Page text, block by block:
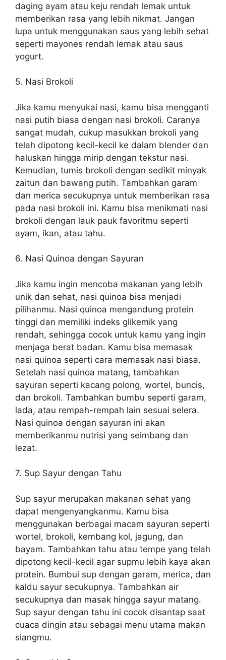
daging ayam atau keju rendah lemak untuk
memberikan rasa yang lebih nikmat. Jangan
lupa untuk menggunakan saus yang lebih sehat
seperti mayones rendah lemak atau saus
yogurt.
5. Nasi Brokoli
Jika kamu menyukai nasi, kamu bisa mengganti
nasi putih biasa dengan nasi brokoli. Caranya
sangat mudah, cukup masukkan brokoli yang
telah dipotong kecil-kecil ke dalam blender dan
haluskan hingga mirip dengan tekstur nasi.
Kemudian, tumis brokoli dengan sedikit minyak
zaitun dan bawang putih. Tambahkan garam
dan merica secukupnya untuk memberikan rasa
pada nasi brokoli ini. Kamu bisa menikmati nasi
brokoli dengan lauk pauk favoritmu seperti
ayam, ikan, atau tahu.
6. Nasi Quinoa dengan Sayuran
Jika kamu ingin mencoba makanan yang lebih
unik dan sehat, nasi quinoa bisa menjadi
pilihanmu. Nasi quinoa mengandung protein
tinggi dan memiliki indeks glikemik yang
rendah, sehingga cocok untuk kamu yang ingin
menjaga berat badan. Kamu bisa memasak
nasi quinoa seperti cara memasak nasi biasa.
Setelah nasi quinoa matang, tambahkan
sayuran seperti kacang polong, wortel, buncis,
dan brokoli. Tambahkan bumbu seperti garam,
lada, atau rempah-rempah lain sesuai selera.
Nasi quinoa dengan sayuran ini akan
memberikanmu nutrisi yang seimbang dan
lezat.
7. Sup Sayur dengan Tahu
Sup sayur merupakan makanan sehat yang
dapat mengenyangkanmu. Kamu bisa
menggunakan berbagai macam sayuran seperti
wortel, brokoli, kembang kol, jagung, dan
bayam. Tambahkan tahu atau tempe yang telah
dipotong kecil-kecil agar supmu lebih kaya akan
protein. Bumbui sup dengan garam, merica, dan
kaldu sayur secukupnya. Tambahkan air
secukupnya dan masak hingga sayur matang.
Sup sayur dengan tahu ini cocok disantap saat
cuaca dingin atau sebagai menu utama makan
siangmu.